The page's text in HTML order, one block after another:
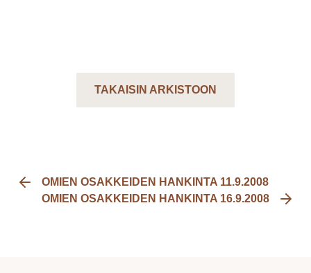
TAKAISIN ARKISTOON
OMIEN OSAKKEIDEN HANKINTA 11.9.2008
OMIEN OSAKKEIDEN HANKINTA 16.9.2008